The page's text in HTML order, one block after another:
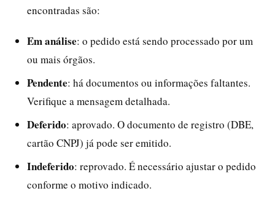
encontradas são:
Em análise: o pedido está sendo processado por um
ou mais órgãos.
Pendente: há documentos ou informações faltantes.
Verifique a mensagem detalhada.
Deferido: aprovado. O documento de registro (DBE,
cartão CNPJ) já pode ser emitido.
Indeferido: reprovado. É necessário ajustar o pedido
conforme o motivo indicado.